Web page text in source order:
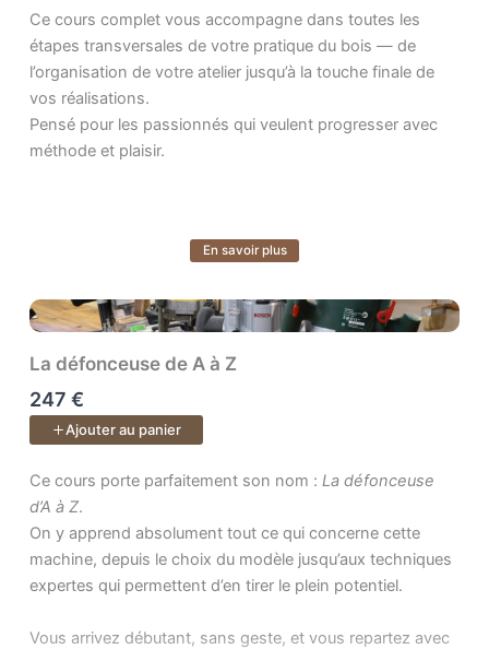
Ce cours complet vous accompagne dans toutes les étapes
Ce cours complet vous accompagne dans toutes les
étapes transversales de votre pratique du bois — de
l’organisation de votre atelier jusqu’à la touche finale de
vos réalisations.
Pensé pour les passionnés qui veulent progresser avec
méthode et plaisir.
Transformez votre atelier en un lieu fonctionnel, sûr et
organiser vos postes de travail et tirer le meilleur parti de
votre espace, quel que soit sa taille ou votre budget.
Conception — Donnez vie à vos idées
Apprenez à concevoir et modéliser vos projets. Vous
fabrication.
Bois — Comprenez la matière vivante
Faites du bois votre meilleur allié. Apprenez à choisir les
En savoir plus
La défonceuse de A à Z
247 €
Ajouter au panier
Ce cours porte parfaitement son nom : . On y apprend
Ce cours porte parfaitement son nom :La défonceuse
d’A à Z.
On y apprend absolument tout ce qui concerne cette
machine, depuis le choix du modèle jusqu’aux techniques
expertes qui permettent d’en tirer le plein potentiel.
Vous arrivez débutant, sans geste, et vous repartez avec